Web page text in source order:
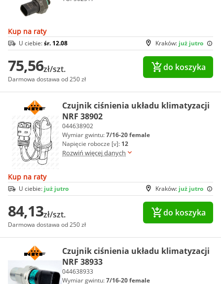
Kup na raty
Kraków: już jutro
U ciebie:śr. 12.08
75,56zł/szt.
Darmowa dostawa od 250 zł
do koszyka
Czujnik ciśnienia układu klimatyzacji
NRF 38902
044638902
Wymiar gwintu:7/16-20 female
Napięcie robocze [v]: 12
Rozwiń więcej danych
Kup na raty
Kraków: już jutro
U ciebie: już jutro
84,13zł/szt.
Darmowa dostawa od 250 zł
do koszyka
Czujnik ciśnienia układu klimatyzacji
NRF 38933
044638933
Wymiar gwintu:7/16-20 female